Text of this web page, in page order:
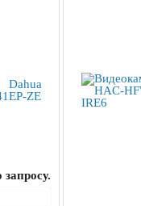
запросу.